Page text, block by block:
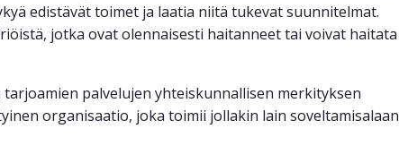
edistävät toimet ja laatia niitä tukevat suunnitelmat.
jotka ovat olennaisesti haitanneet tai voivat haitata
palvelujen yhteiskunnallisen merkityksen
organisaatio, joka toimii jollakin lain soveltamisalaan